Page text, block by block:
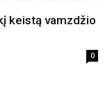
keistą vamzdžio
0